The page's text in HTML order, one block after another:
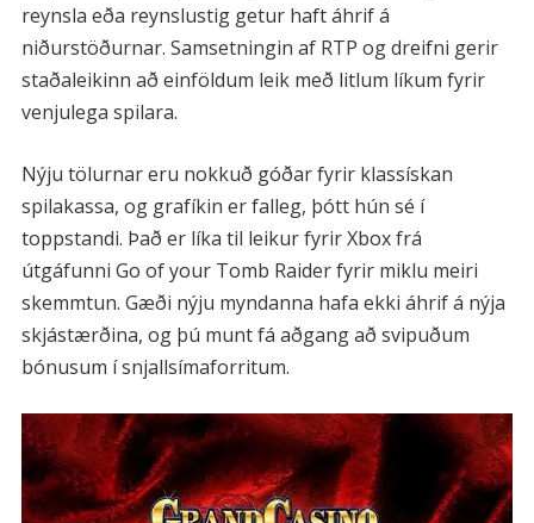
reynsla eða reynslustig getur haft áhrif á
niðurstöðurnar. Samsetningin af RTP og dreifni gerir
staðaleikinn að einföldum leik með litlum líkum fyrir
venjulega spilara.
Nýju tölurnar eru nokkuð góðar fyrir klassískan
spilakassa, og grafíkin er falleg, þótt hún sé í
toppstandi. Það er líka til leikur fyrir Xbox frá
útgáfunni Go of your Tomb Raider fyrir miklu meiri
skemmtun. Gæði nýju myndanna hafa ekki áhrif á nýja
skjástærðina, og þú munt fá aðgang að svipuðum
bónusum í snjallsímaforritum.